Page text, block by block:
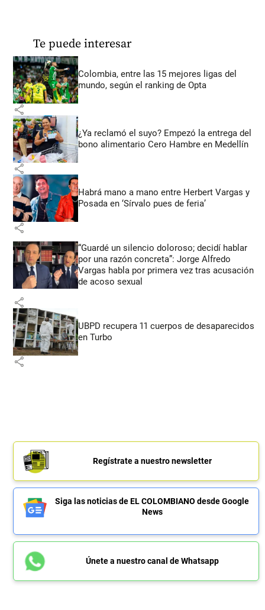
Te puede interesar
Colombia, entre las 15 mejores ligas del
mundo, según el ranking de Opta
share
¿Ya reclamó el suyo? Empezó la entrega del
bono alimentario Cero Hambre en Medellín
share
Habrá mano a mano entre Herbert Vargas y
Posada en ‘Sírvalo pues de feria’
share
“Guardé un silencio doloroso; decidí hablar
por una razón concreta”: Jorge Alfredo
Vargas habla por primera vez tras acusación
de acoso sexual
share
UBPD recupera 11 cuerpos de desaparecidos
en Turbo
share
Regístrate a nuestro newsletter
Siga las noticias de EL COLOMBIANO desde Google
News
Únete a nuestro canal de Whatsapp